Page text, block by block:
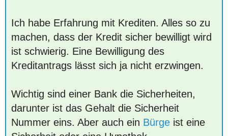
Ich habe Erfahrung mit Krediten. Alles so zu
machen, dass der Kredit sicher bewilligt wird
ist schwierig. Eine Bewilligung des
Kreditantrags lässt sich ja nicht erzwingen.
Wichtig sind einer Bank die Sicherheiten,
darunter ist das Gehalt die Sicherheit
Nummer eins. Aber auch ein Bürge ist eine